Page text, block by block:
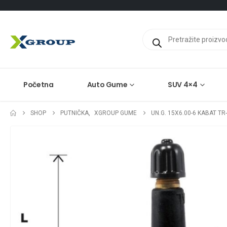
search
Početna Auto Gume SUV 4×4
SHOP PUTNIČKA, XGROUP GUME UN.G. 15X6.00-6 KABAT